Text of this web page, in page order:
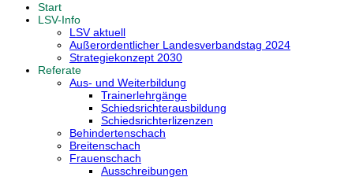
Start
LSV-Info
LSV aktuell
Außerordentlicher Landesverbandstag 2024
Strategiekonzept 2030
Referate
Aus- und Weiterbildung
Trainerlehrgänge
Schiedsrichterausbildung
Schiedsrichterlizenzen
Behindertenschach
Breitenschach
Frauenschach
Ausschreibungen